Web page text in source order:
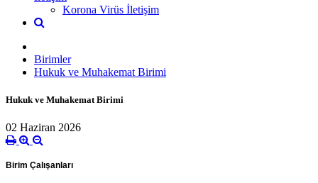
Korona Virüs İletişim
Birimler
Hukuk ve Muhakemat Birimi
Hukuk ve Muhakemat Birimi
02 Haziran 2026
Birim Çalışanları